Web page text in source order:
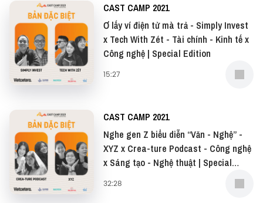
CAST CAMP 2021
Ơ lấy ví điện tử mà trả - Simply Invest
x Tech With Zét - Tài chính - Kinh tế x
Công nghệ | Special Edition
15:27
CAST CAMP 2021
Nghe gen Z biểu diễn “Văn - Nghệ” -
XYZ x Crea-ture Podcast - Công nghệ
x Sáng tạo - Nghệ thuật | Special
32:28